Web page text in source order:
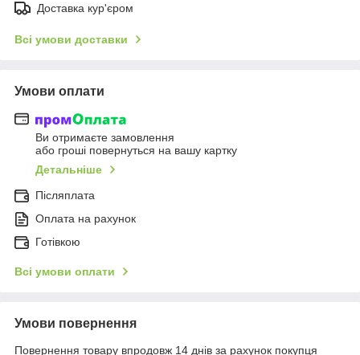
Доставка кур'єром
Всі умови доставки
Умови оплати
Ви отримаєте замовлення
або гроші повернуться на вашу картку
Детальніше
Післяплата
Оплата на рахунок
Готівкою
Всі умови оплати
Умови повернення
Повернення товару впродовж 14 днів за рахунок покупця